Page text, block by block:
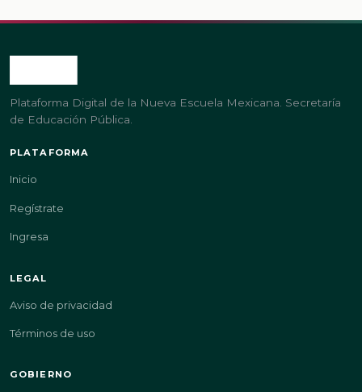
Plataforma Digital de la Nueva Escuela Mexicana. Secretaría
de Educación Pública.
PLATAFORMA
Inicio
Regístrate
Ingresa
LEGAL
Aviso de privacidad
Términos de uso
GOBIERNO